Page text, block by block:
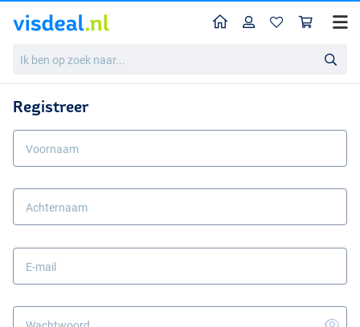
ben
naar...
HomeProfiel
Registreer
Voornaam
Achternaam
E-mail